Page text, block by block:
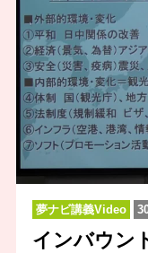
夢ナビ講義Video
インバウン